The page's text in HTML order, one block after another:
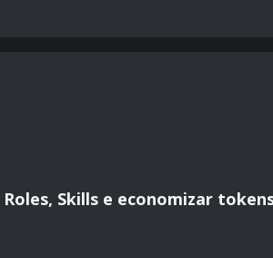
Skills e economizar